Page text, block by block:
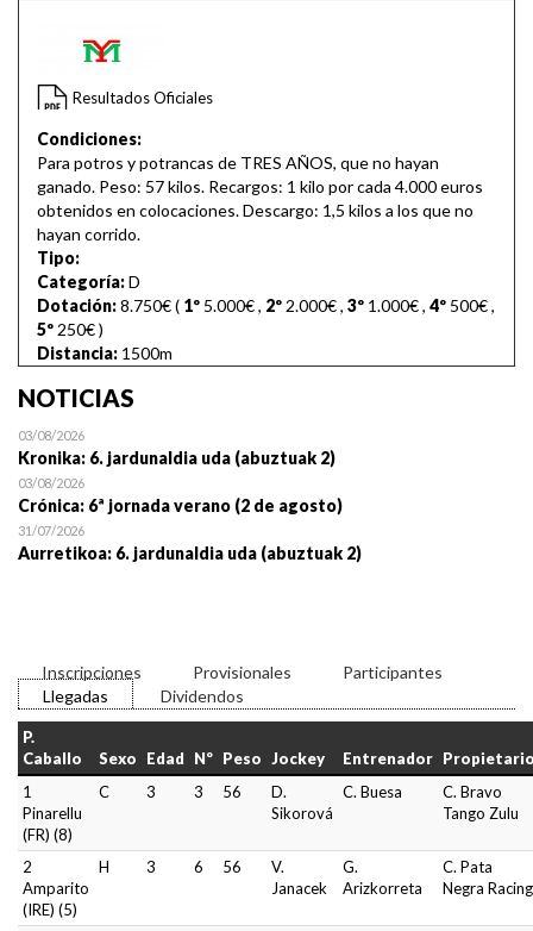
Resultados Oficiales
Condiciones:
Para potros y potrancas de TRES AÑOS, que no hayan
ganado. Peso: 57 kilos. Recargos: 1 kilo por cada 4.000 euros
obtenidos en colocaciones. Descargo: 1,5 kilos a los que no
hayan corrido.
Tipo:
Categoría:D
Dotación:8.750€ ( 1º 5.000€, 2º 2.000€, 3º 1.000€, 4º 500€,
5º 250€)
Distancia: 1500m
NOTICIAS
03/08/2026
Kronika: 6. jardunaldia uda (abuztuak 2)
03/08/2026
Crónica: 6ª jornada verano (2 de agosto)
31/07/2026
Aurretikoa: 6. jardunaldia uda (abuztuak 2)
Inscripciones Provisionales
Participantes
Llegadas
Dividendos
P.
Caballo
Sexo Edad Nº Peso Jockey Entrenador
1
Pinarellu
(FR) (8)
C 3 3 56
D.
Sikorová
C. Buesa
C. Bravo
Tango Zulu
2
Amparito
(IRE) (5)
H 3 6 56
V.
Janacek
G.
Arizkorreta
C. Pata
Negra Racing